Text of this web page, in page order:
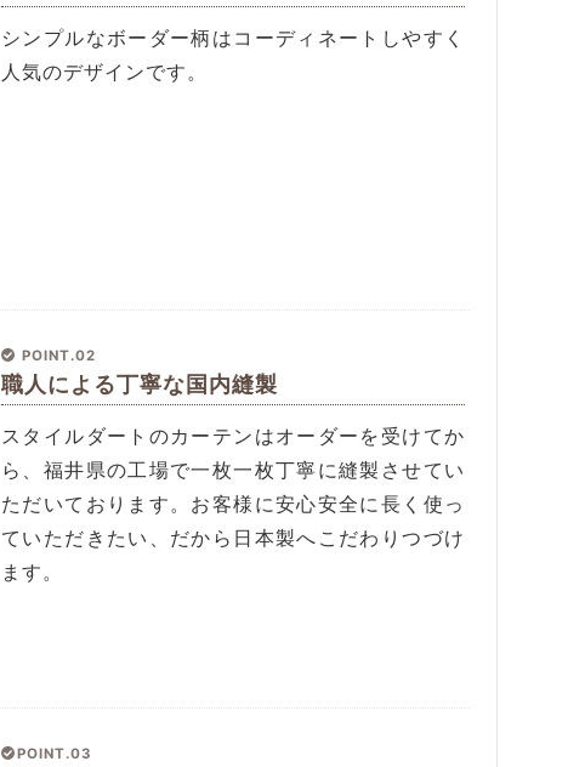
シンプルなボーダー柄はコーディネートしやすく
人気のデザインです。
POINT.02
職人による丁寧な国内縫製
スタイルダートのカーテンはオーダーを受けてか
ら、福井県の工場で一枚一枚丁寧に縫製させてい
ただいております。お客様に安心安全に長く使っ
ていただきたい、だから日本製へこだわりつづけ
ます。
POINT.03